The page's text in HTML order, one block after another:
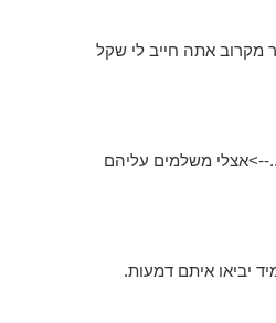
מקרוב אתה חייב לי שקל
>אצלי משלמים עליהם
יביאו איתם דמעות.